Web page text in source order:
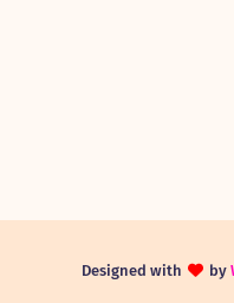
Designed with by